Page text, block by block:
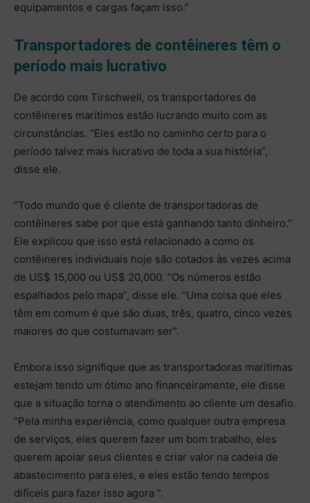
equipamentos e cargas façam isso.”
Transportadores de contêineres têm o
período mais lucrativo
De acordo com Tirschwell, os transportadores de
contêineres marítimos estão lucrando muito com as
circunstâncias. “Eles estão no caminho certo para o
período talvez mais lucrativo de toda a sua história”,
disse ele.
“Todo mundo que é cliente de transportadoras de
contêineres sabe por que está ganhando tanto dinheiro.”
Ele explicou que isso está relacionado a como os
contêineres individuais hoje são cotados às vezes acima
de US$ 15,000 ou US$ 20,000. “Os números estão
espalhados pelo mapa”, disse ele. “Uma coisa que eles
têm em comum é que são duas, três, quatro, cinco vezes
maiores do que costumavam ser”.
Embora isso signifique que as transportadoras marítimas
estejam tendo um ótimo ano financeiramente, ele disse
que a situação torna o atendimento ao cliente um desafio.
“Pela minha experiência, como qualquer outra empresa
de serviços, eles querem fazer um bom trabalho, eles
querem apoiar seus clientes e criar valor na cadeia de
abastecimento para eles, e eles estão tendo tempos
difíceis para fazer isso agora ”.